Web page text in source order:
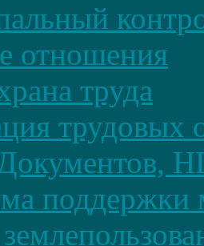
отношения
труда
трудовых
поддержки